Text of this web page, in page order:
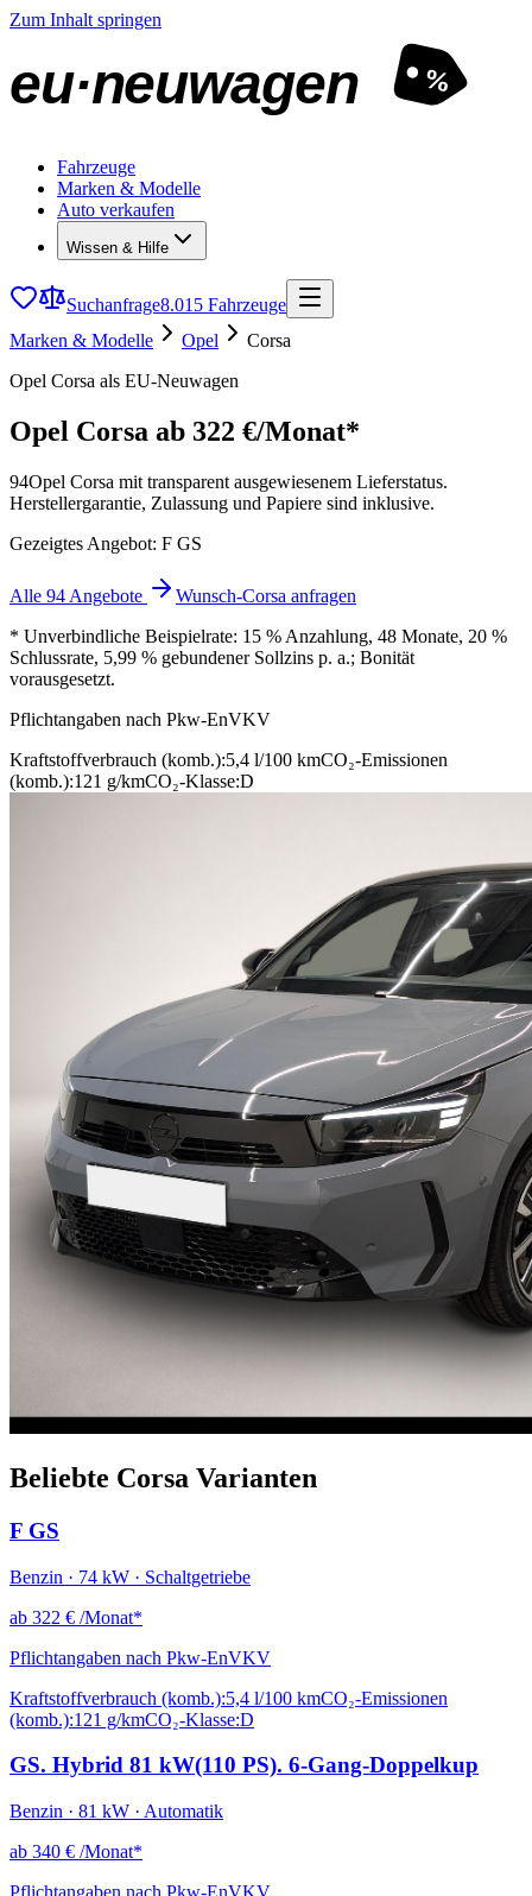
Zum Inhalt springen
eu·neuwagen %
Fahrzeuge
Marken & Modelle
Auto verkaufen
Wissen & Hilfe
Suchanfrage8.015 Fahrzeuge
Marken & Modelle
Opel
Corsa
Opel Corsa als EU-Neuwagen
Opel Corsa ab 322 €/Monat*
94Opel Corsa mit transparent ausgewiesenem Lieferstatus.
Herstellergarantie, Zulassung und Papiere sind inklusive.
Gezeigtes Angebot: F GS
Alle 94 Angebote
Wunsch-Corsa anfragen
* Unverbindliche Beispielrate: 15 % Anzahlung, 48 Monate, 20 %
Schlussrate, 5,99 % gebundener Sollzins p. a.; Bonität
vorausgesetzt.
Pflichtangaben nach Pkw-EnVKV
Kraftstoffverbrauch (komb.):5,4 l/100 kmCO₂-Emissionen
(komb.):121 g/kmCO₂-Klasse:D
Beliebte Corsa Varianten
F GS
Benzin · 74 kW · Schaltgetriebe
ab 322 € /Monat*
Pflichtangaben nach Pkw-EnVKV
Kraftstoffverbrauch (komb.):5,4 l/100 kmCO₂-Emissionen
(komb.):121 g/kmCO₂-Klasse:D
GS. Hybrid 81 kW(110 PS). 6-Gang-Doppelkup
Benzin · 81 kW · Automatik
ab 340 € /Monat*